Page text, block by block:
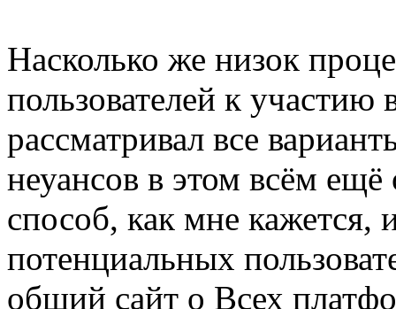
Насколько же низок
пользователей к
рассматривал все
неуансов в этом всём
способ, как мне
потенциальных
общий сайт о Всех